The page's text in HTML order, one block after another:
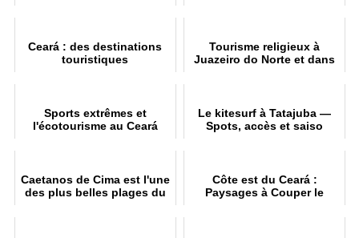
Ceará : des destinations
touristiques
Tourisme religieux à
Juazeiro do Norte et dans
Sports extrêmes et
l'écotourisme au Ceará
Le kitesurf à Tatajuba —
Spots, accès et saiso
Caetanos de Cima est l'une
des plus belles plages du
Côte est du Ceará :
Paysages à Couper le